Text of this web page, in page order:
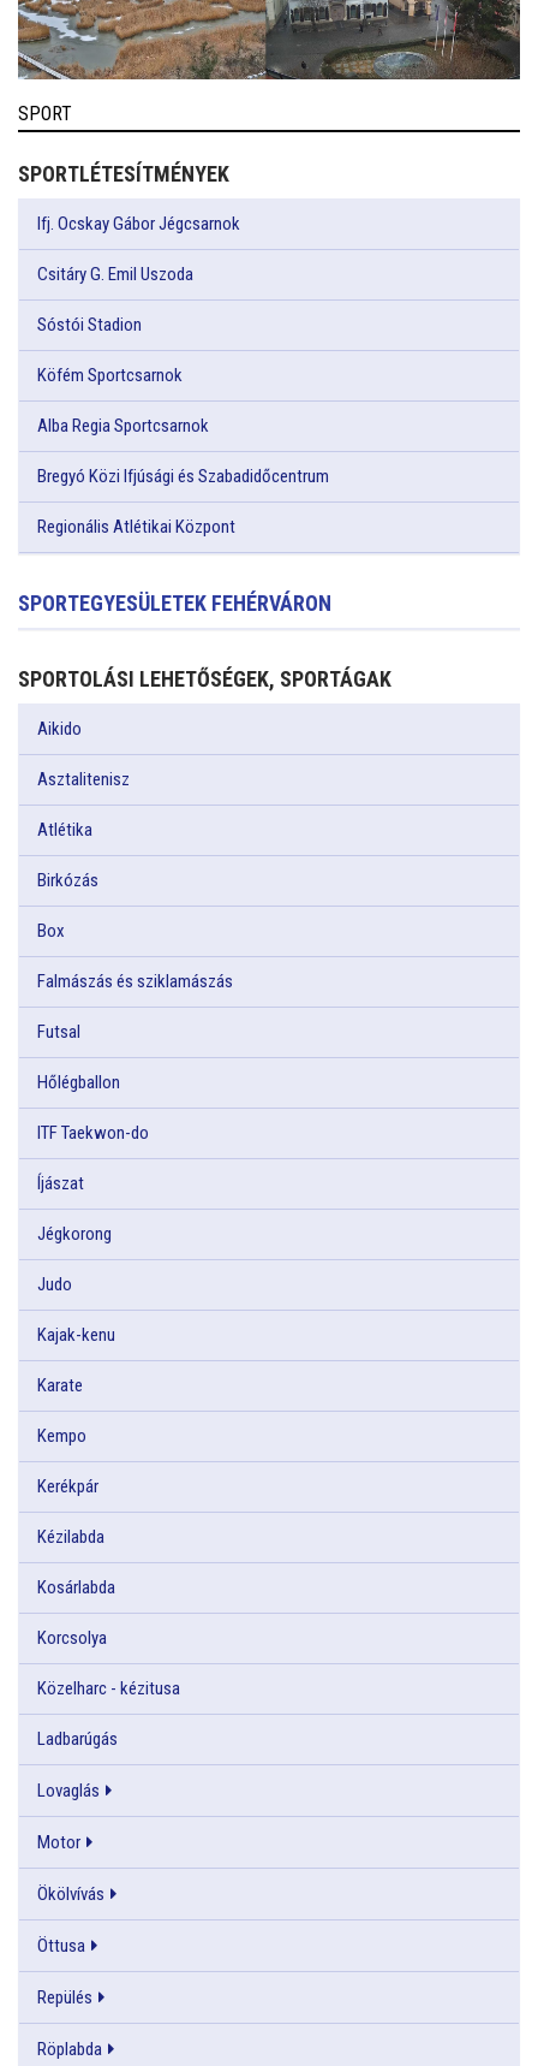
SPORT
SPORTLÉTESÍTMÉNYEK
Ifj. Ocskay Gábor Jégcsarnok
Csitáry G. Emil Uszoda
Sóstói Stadion
Köfém Sportcsarnok
Alba Regia Sportcsarnok
Bregyó Közi Ifjúsági és Szabadidőcentrum
Regionális Atlétikai Központ
SPORTEGYESÜLETEK FEHÉRVÁRON
SPORTOLÁSI LEHETŐSÉGEK, SPORTÁGAK
Aikido
Asztalitenisz
Atlétika
Birkózás
Box
Falmászás és sziklamászás
Futsal
Hőlégballon
ITF Taekwon-do
Íjászat
Jégkorong
Judo
Kajak-kenu
Karate
Kempo
Kerékpár
Kézilabda
Kosárlabda
Korcsolya
Közelharc - kézitusa
Ladbarúgás
Lovaglás
Motor
Ökölvívás
Öttusa
Repülés
Röplabda